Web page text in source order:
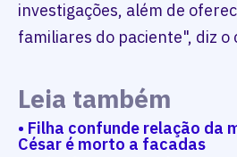
investigações, além de
familiares do paciente", diz o
Leia também
• Filha confunde relação da
César é morto a facadas